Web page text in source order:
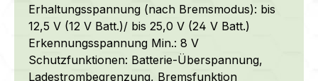
Erhaltungsspannung (nach Bremsmodus): bis
12,5 V (12 V Batt.)/ bis 25,0 V (24 V Batt.)
Erkennungsspannung Min.: 8 V
Schutzfunktionen: Batterie-Überspannung,
Ladestrombegrenzung, Bremsfunktion